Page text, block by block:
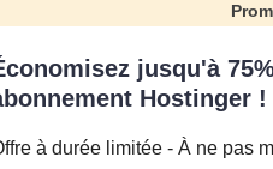
jusqu'à
Hostinger !
à durée limitée - À ne pas